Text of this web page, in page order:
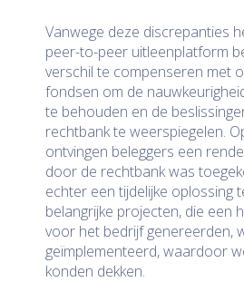
Vanwege deze discrepanties
peer-to-peer uitleenplatform
verschil te compenseren met
fondsen om de
te behouden en de
rechtbank te weerspiegelen.
ontvingen beleggers een
door de rechtbank was
echter een tijdelijke oplossing
belangrijke projecten, die een
voor het bedrijf genereerden,
geïmplementeerd, waardoor
konden dekken.